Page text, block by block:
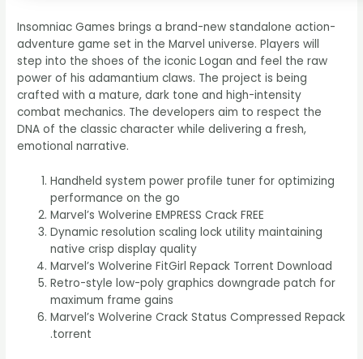
Insomniac Games brings a brand-new standalone action-
adventure game set in the Marvel universe. Players will
step into the shoes of the iconic Logan and feel the raw
power of his adamantium claws. The project is being
crafted with a mature, dark tone and high-intensity
combat mechanics. The developers aim to respect the
DNA of the classic character while delivering a fresh,
emotional narrative.
Handheld system power profile tuner for optimizing
performance on the go
Marvel’s Wolverine EMPRESS Crack FREE
Dynamic resolution scaling lock utility maintaining
native crisp display quality
Marvel’s Wolverine FitGirl Repack Torrent Download
Retro-style low-poly graphics downgrade patch for
maximum frame gains
Marvel’s Wolverine Crack Status Compressed Repack
.torrent